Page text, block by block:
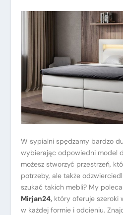
W sypialni spędzamy bardzo
wybierając odpowiedni model
możesz stworzyć przestrzeń,
potrzeby, ale także
szukać takich mebli? My
Mirjan24, który oferuje szeroki
w każdej formie i odcieniu.